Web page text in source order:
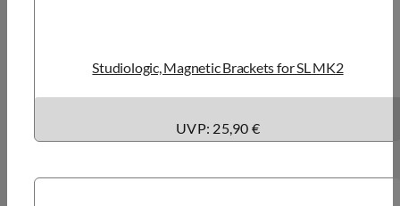
Studiologic, Magnetic Brackets for SL MK2
UVP: 25,90 €